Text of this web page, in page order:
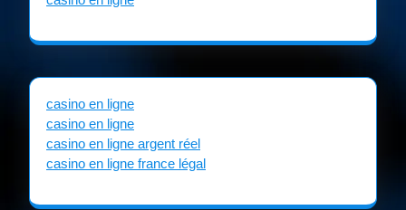
casino en ligne
casino en ligne
casino en ligne argent réel
casino en ligne france légal